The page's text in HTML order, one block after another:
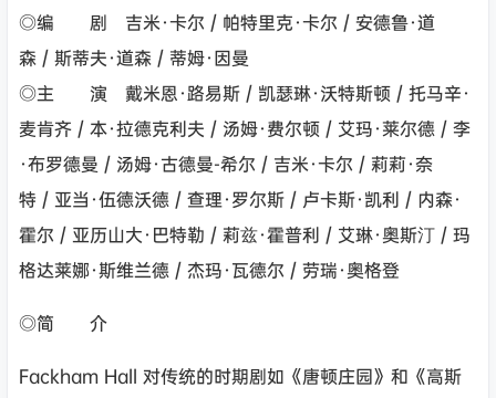
◎编 剧 吉米·卡尔 / 帕特里克·卡尔 / 安德鲁·道
森 / 斯蒂夫·道森 / 蒂姆·因曼
◎主 演 戴米恩·路易斯 / 凯瑟琳·沃特斯顿 / 托马辛·
麦肯齐 / 本·拉德克利夫 / 汤姆·费尔顿 / 艾玛·莱尔德 / 李
·布罗德曼 / 汤姆·古德曼-希尔 / 吉米·卡尔 / 莉莉·奈
特 / 亚当·伍德沃德 / 查理·罗尔斯 / 卢卡斯·凯利 / 内森·
霍尔 / 亚历山大·巴特勒 / 莉兹·霍普利 / 艾琳·奥斯汀 / 玛
格达莱娜·斯维兰德 / 杰玛·瓦德尔 / 劳瑞·奥格登
◎简 介
Fackham Hall 对传统的时期剧如《唐顿庄园》和《高斯